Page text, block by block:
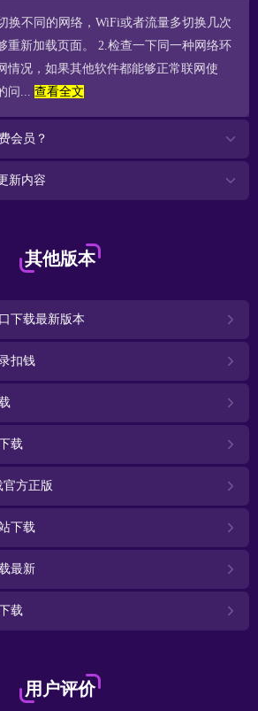
换不同的网络，WiFi或者流量多切换几次
重新加载页面。 2.检查一下同一种网络环
情况，如果其他软件都能够正常联网使
问... 查看全文
会员？
新内容
其他版本
下载最新版本
扣钱
载
官方正版
下载
最新
载
用户评价